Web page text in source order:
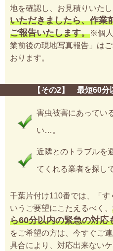
地を確認し、お見積りいたし
いただきましたら、作業
ご報告いたします。※個
業前後の現地写真報告」は
おります。
【その2】 最短60分
害虫被害にあってい
い…。
近隣とのトラブルを
てくれる業者を探し
千葉片付け110番では、「す
いうご要望にこたえるべく、
ら60分以内の緊急の対応
をご希望の方は、今すぐご
具合により、対応出来ない